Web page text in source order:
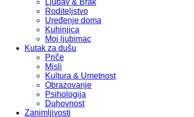
Ljubav & Brak
Roditeljstvo
Uređenje doma
Kuhinjica
Moj ljubimac
Kutak za dušu
Priče
Misli
Kultura & Umetnost
Obrazovanje
Psihologija
Duhovnost
Zanimljivosti